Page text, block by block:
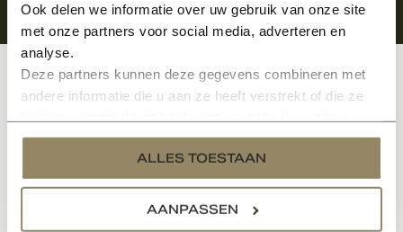
Ook delen we informatie over uw gebruik van onze site
met onze partners voor social media, adverteren en
analyse.
Deze partners kunnen deze gegevens combineren met
andere informatie die u aan ze heeft verstrekt of die ze
services.
ALLES TOESTAAN
AANPASSEN
Klantenservice